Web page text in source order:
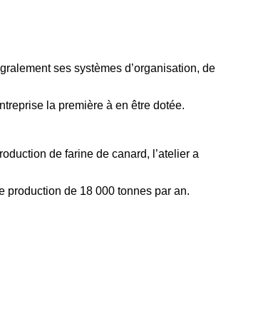
ses systèmes d’organisation, de
la première à en être dotée.
de farine de canard, l’atelier a
production de 18 000 tonnes par an.